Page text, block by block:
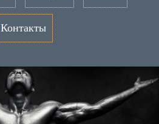
Контакты